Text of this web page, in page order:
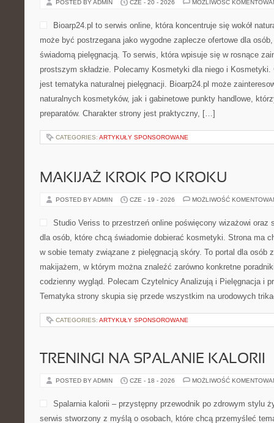
POSTED BY ADMIN CZE - 20 - 2026 MOŻLIWOŚĆ
Bioarp24.pl to serwis online, która koncentruje się wokół
może być postrzegana jako wygodne zaplecze ofertowe dla
świadomą pielęgnacją. To serwis, która wpisuje się w rosnące
prostszym składzie. Polecamy Kosmetyki dla niego i Kosmetyki.
jest tematyka naturalnej pielęgnacji. Bioarp24.pl może
naturalnych kosmetyków, jak i gabinetowe punkty handlowe,
preparatów. Charakter strony jest praktyczny, […]
CATEGORIES: ARTYKUŁY SPONSOROWANE
MAKIJAŻ KROK PO KROKU
POSTED BY ADMIN CZE - 19 - 2026 MOŻLIWOŚĆ
Studio Veriss to przestrzeń online poświęcony wizażowi oraz
dla osób, które chcą świadomie dobierać kosmetyki. Strona ma
w sobie tematy związane z pielęgnacją skóry. To portal dla osób
makijażem, w którym można znaleźć zarówno konkretne
codzienny wygląd. Polecam Czytelnicy Analizują i Pielęgnacja i
Tematyka strony skupia się przede wszystkim na urodowych
CATEGORIES: ARTYKUŁY SPONSOROWANE
TRENINGI NA SPALANIE KALORII
POSTED BY ADMIN CZE - 18 - 2026 MOŻLIWOŚĆ
Spalarnia kalorii – przystępny przewodnik po zdrowym stylu
serwis stworzony z myślą o osobach, które chcą przemyśleć